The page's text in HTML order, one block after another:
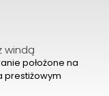
windą
położone na
prestiżowym